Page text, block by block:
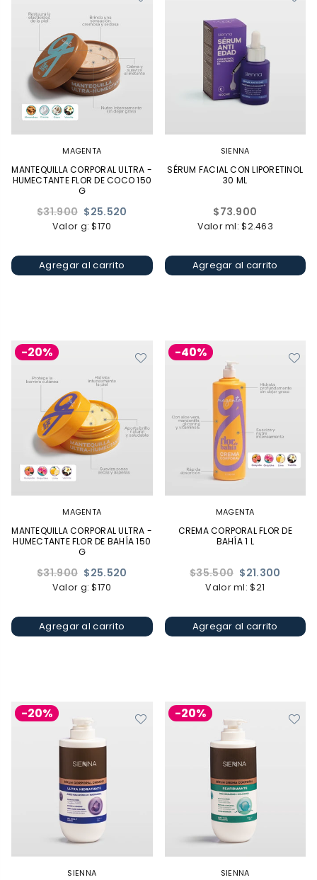
MAGENTA
MANTEQUILLA CORPORAL ULTRA -
HUMECTANTE FLOR DE COCO 150
G
Precio
habitual
$31.900 $25.520
Valor g: $170
Agregar al carrito
SIENNA
SÉRUM FACIAL CON LIPORETINOL
30 ML
Precio
habitual
$73.900
Valor ml: $2.463
Agregar al carrito
-20%
MAGENTA
MANTEQUILLA CORPORAL ULTRA -
HUMECTANTE FLOR DE BAHÍA 150
G
Precio
habitual
$31.900 $25.520
Valor g: $170
Agregar al carrito
-40%
MAGENTA
CREMA CORPORAL FLOR DE
BAHÍA 1 L
Precio
habitual
$35.500 $21.300
Valor ml: $21
Agregar al carrito
-20%
SIENNA
-20%
SIENNA